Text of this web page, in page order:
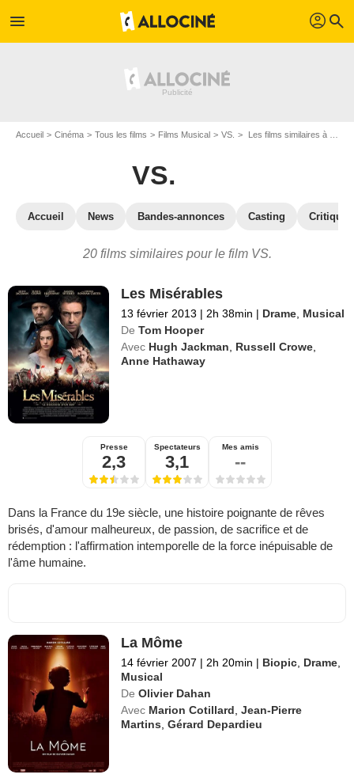
menu profil search
Accueil Cinéma Tous les films Films Musical VS. Les films similaires à "VS."
VS.
Accueil News Bandes-annonces Casting
20 films similaires pour le film VS.
Les Misérables
13 février 2013 | 2h 38min | Drame Musical
De Tom Hooper
Avec Hugh Jackman Russell Crowe
Anne Hathaway
Presse
2,3
Spectateurs
3,1
Mes amis
--
Dans la France du 19e siècle, une histoire poignante de rêves
brisés, d'amour malheureux, de passion, de sacrifice et de
rédemption : l'affirmation intemporelle de la force inépuisable de
l'âme humaine.
La Môme
14 février 2007 | 2h 20min | Biopic Drame
Musical
De Olivier Dahan
Avec Marion Cotillard ,Jean-Pierre
Martins ,Gérard Depardieu